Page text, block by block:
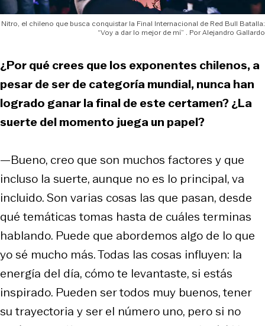
Nitro, el chileno que busca conquistar la Final Internacional de Red Bull Batalla:
“Voy a dar lo mejor de mí”
Alejandro Gallardo
¿Por qué crees que los exponentes chilenos, a
pesar de ser de categoría mundial, nunca han
logrado ganar la final de este certamen? ¿La
suerte del momento juega un papel?
—Bueno, creo que son muchos factores y que
incluso la suerte, aunque no es lo principal, va
incluido. Son varias cosas las que pasan, desde
qué temáticas tomas hasta de cuáles terminas
hablando. Puede que abordemos algo de lo que
yo sé mucho más. Todas las cosas influyen: la
energía del día, cómo te levantaste, si estás
inspirado. Pueden ser todos muy buenos, tener
su trayectoria y ser el número uno, pero si no